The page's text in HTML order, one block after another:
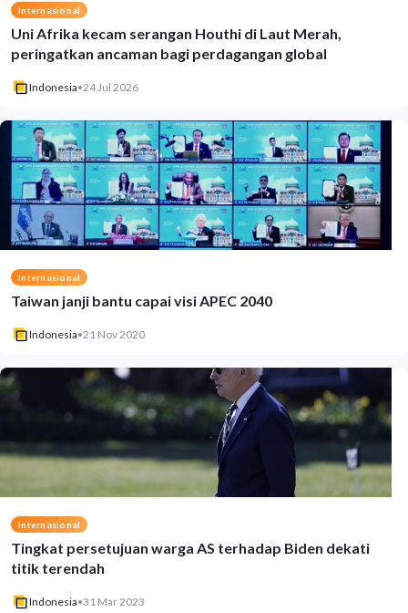
Internasional
Uni Afrika kecam serangan Houthi di Laut Merah,
peringatkan ancaman bagi perdagangan global
Indonesia•24 Jul 2026
Internasional
Taiwan janji bantu capai visi APEC 2040
Indonesia•21 Nov 2020
Internasional
Tingkat persetujuan warga AS terhadap Biden dekati
titik terendah
Indonesia•31 Mar 2023